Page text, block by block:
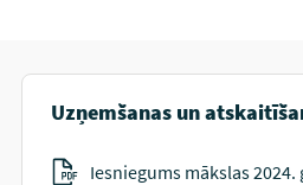
Uzņemšanas un
Iesniegums mākslas 2024.